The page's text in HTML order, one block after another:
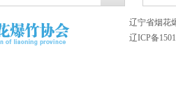
辽宁省烟花
辽ICP备